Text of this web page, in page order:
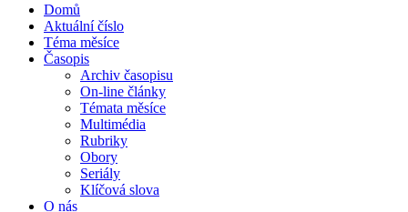
Domů
Aktuální číslo
Téma měsíce
Časopis
Archiv časopisu
On-line články
Témata měsíce
Multimédia
Rubriky
Obory
Seriály
Klíčová slova
O nás